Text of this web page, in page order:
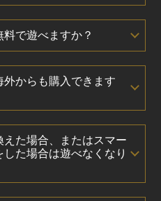
で遊べますか？
外からも購入できます
た場合、またはスマー
した場合は遊べなくなり